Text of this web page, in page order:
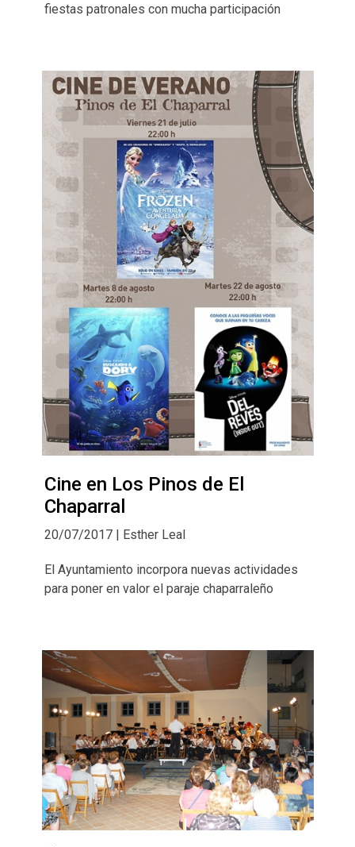
fiestas patronales con mucha participación
Cine en Los Pinos de El
Chaparral
20/07/2017 | Esther Leal
El Ayuntamiento incorpora nuevas actividades
para poner en valor el paraje chaparraleño